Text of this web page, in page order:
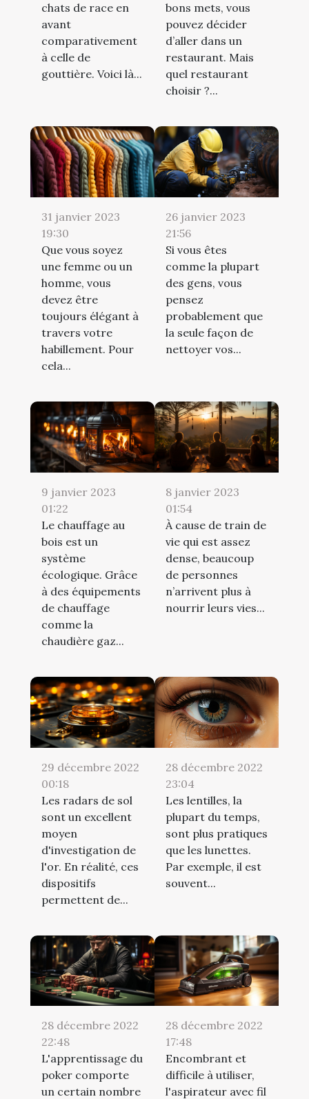
chats de race en
avant
comparativement
à celle de
gouttière. Voici là...
bons mets, vous
pouvez décider
d’aller dans un
restaurant. Mais
quel restaurant
choisir ?...
31 janvier 2023
19:30
Que vous soyez
une femme ou un
homme, vous
devez être
toujours élégant à
travers votre
habillement. Pour
cela...
26 janvier 2023
21:56
Si vous êtes
comme la plupart
des gens, vous
pensez
probablement que
la seule façon de
nettoyer vos...
9 janvier 2023
01:22
Le chauffage au
bois est un
système
écologique. Grâce
à des équipements
de chauffage
comme la
chaudière gaz...
8 janvier 2023
01:54
À cause de train de
vie qui est assez
dense, beaucoup
de personnes
n’arrivent plus à
nourrir leurs vies...
29 décembre 2022
00:18
Les radars de sol
sont un excellent
moyen
d'investigation de
l'or. En réalité, ces
dispositifs
permettent de...
28 décembre 2022
23:04
Les lentilles, la
plupart du temps,
sont plus pratiques
que les lunettes.
Par exemple, il est
souvent...
28 décembre 2022
22:48
L'apprentissage du
poker comporte
un certain nombre
28 décembre 2022
17:48
Encombrant et
difficile à utiliser,
l'aspirateur avec fil